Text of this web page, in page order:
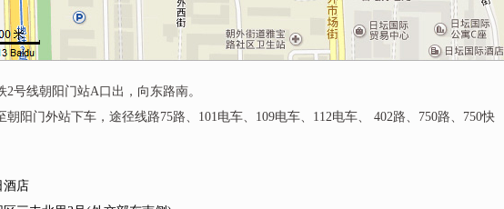
2号线朝阳门站A口出，向东路南。
朝阳门外站下车，途径线路75路、101电车、109电车、112电车、 402路、750路、750快
酒店